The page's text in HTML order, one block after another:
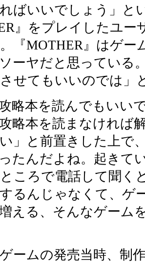
ばいいでしょう」と
』をプレイしたユ
『MOTHER』はゲー
ーヤだと思っている
せてもいいのでは」
略本を読んでもいい
略本を読まなければ
」と前置きした上で
たんだよね。起きて
ころで電話して聞く
るんじゃなくて、ゲ
える、そんなゲーム
ームの発売当時、制